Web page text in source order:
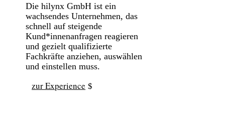
Die hilynx GmbH ist ein
wachsendes Unternehmen, das
schnell auf steigende
Kund*innenanfragen reagieren
und gezielt qualifizierte
Fachkräfte anziehen, auswählen
und einstellen muss.
zur Experience